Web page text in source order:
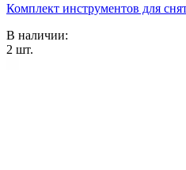
Комплект инструментов для
В наличии:
2 шт.